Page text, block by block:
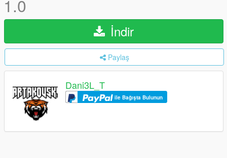
1.0
İndir
Paylaş
Dani3L_T
ile Bağışta Bulunun